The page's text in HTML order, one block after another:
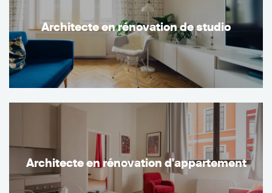
Architecte en rénovation de studio
Architecte en rénovation d'appartement